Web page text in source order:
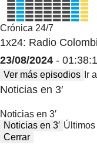
Crónica 24/7
1x24: Radio
23/08/2024 -
Ver más episodios Ir
Noticias en 3′
Noticias en 3′
Noticias en 3′
Cerrar